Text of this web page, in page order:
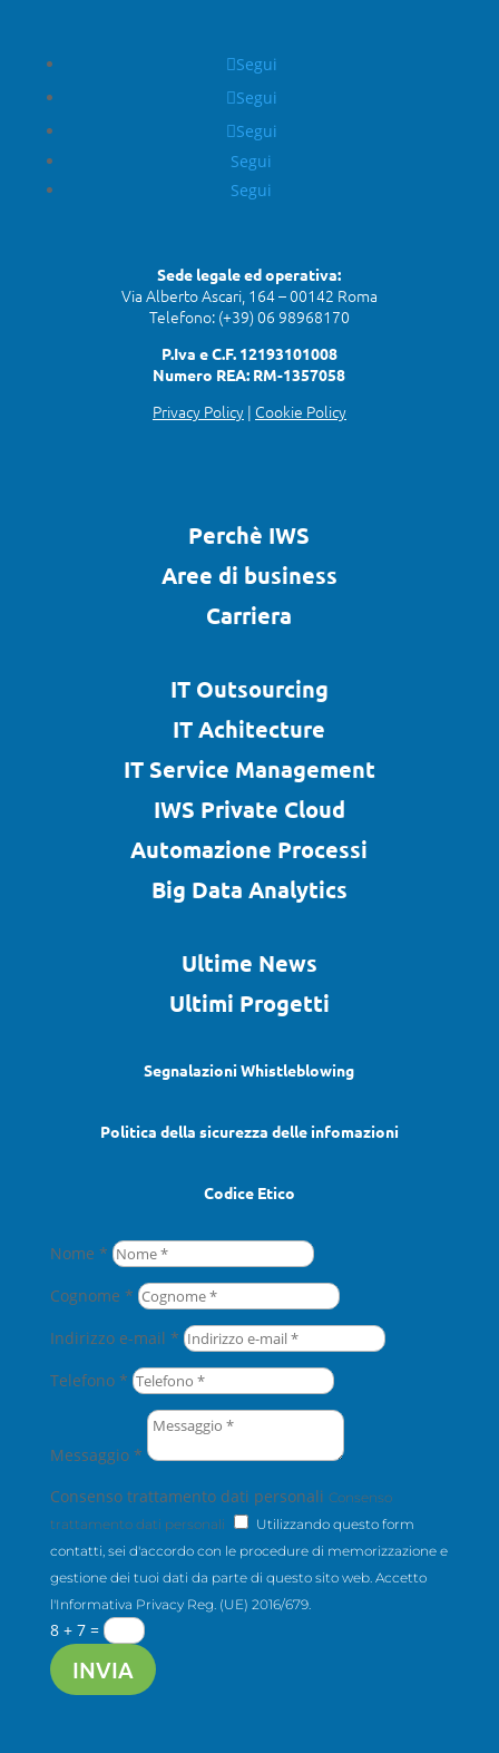
Segui
Segui
Segui
Segui
Segui
Sede legale ed operativa:
Via Alberto Ascari, 164 – 00142 Roma
Telefono: (+39) 06 98968170
P.Iva e C.F. 12193101008
Numero REA: RM-1357058
Privacy Policy| Cookie Policy
Perchè IWS
Aree di business
Carriera
IT Outsourcing
IT Achitecture
IT Service Management
IWS Private Cloud
Automazione Processi
Big Data Analytics
Ultime News
Ultimi Progetti
Segnalazioni Whistleblowing
Politica della sicurezza delle infomazioni
Codice Etico
Nome *
Cognome *
Indirizzo e-mail *
Telefono *
Messaggio *
Consenso trattamento dati personali Consenso
trattamento dati personali
Utilizzando questo form
contatti, sei d'accordo con le procedure di memorizzazione e
gestione dei tuoi dati da parte di questo sito web. Accetto
l'Informativa Privacy Reg. (UE) 2016/679.
8 + 7=
INVIA